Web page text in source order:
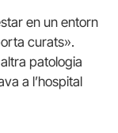
en un entorn
curats».
patologia
a l’hospital